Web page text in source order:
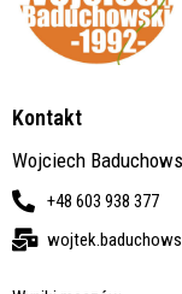
Kontakt
Wojciech
+48 603 938 377